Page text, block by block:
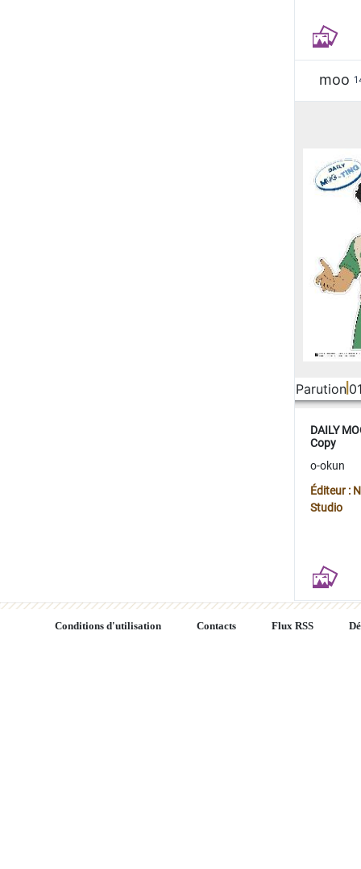
moo
Parution
DAILY
Copy
o-okun
Éditeur :
Studio
Conditions d'utilisation Contacts Flux RSS